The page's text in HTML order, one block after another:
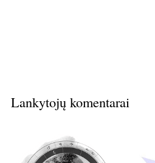
Lankytojų komentarai